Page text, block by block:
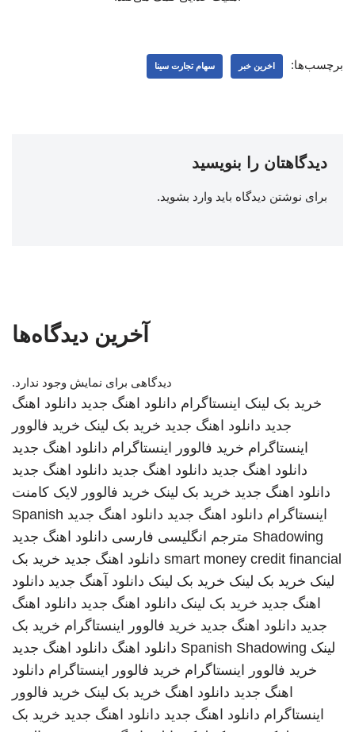
برچسب‌ها: اخرین خبر سهام تجارت سینا
دیدگاهتان را بنویسید
برای نوشتن دیدگاه باید وارد بشوید.
آخرین دیدگاه‌ها
دیدگاهی برای نمایش وجود ندارد.
خرید بک لینک اینستاگرام دانلود اهنگ جدید دانلود اهنگ
جدید دانلود اهنگ جدید خرید بک لینک خرید فالوور
اینستاگرام خرید فالوور اینستاگرام دانلود اهنگ جدید
دانلود اهنگ جدید دانلود اهنگ جدید دانلود اهنگ جدید
دانلود اهنگ جدید خرید بک لینک خرید فالوور لایک کامنت
اینستاگرام دانلود اهنگ جدید دانلود اهنگ جدید Spanish
Shadowing مترجم انگلیسی فارسی دانلود اهنگ جدید
smart money credit financial دانلود اهنگ جدید خرید بک
لینک خرید بک لینک خرید بک لینک دانلود آهنگ جدید دانلود
اهنگ جدید خرید بک لینک دانلود اهنگ جدید دانلود اهنگ
جدید دانلود اهنگ جدید خرید فالوور اینستاگرام خرید بک
لینک Spanish Shadowing دانلود اهنگ دانلود اهنگ جدید
خرید فالوور اینستاگرام خرید فالوور اینستاگرام دانلود
اهنگ جدید دانلود اهنگ خرید بک لینک خرید فالوور
اینستاگرام دانلود اهنگ جدید دانلود اهنگ جدید خرید بک